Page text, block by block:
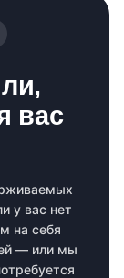
вас
у вас нет
на себя
— или мы